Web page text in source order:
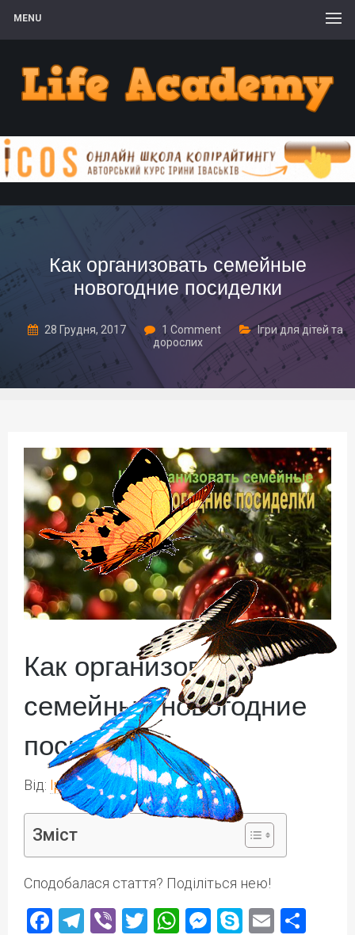
MENU
Как организовать семейные
новогодние посиделки
28 Грудня, 2017 1 Comment
Ігри для дітей та
дорослих
Как организовать
семейные новогодние
посиделки
Від: Ірина Іваськів
Зміст
Сподобалася стаття? Поділіться нею!
Facebook
Telegram
ViberTwitter
WhatsApp
Messenger
Skype
Email